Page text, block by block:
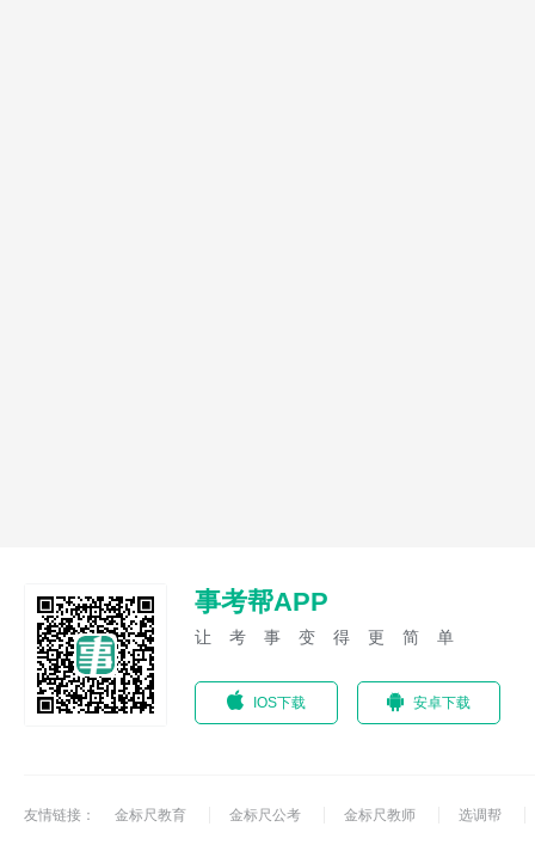
事考帮APP
让考事变得更简单
IOS下载 安卓下载
友情链接： 金标尺教育 金标尺公考 金标尺教师 选调帮